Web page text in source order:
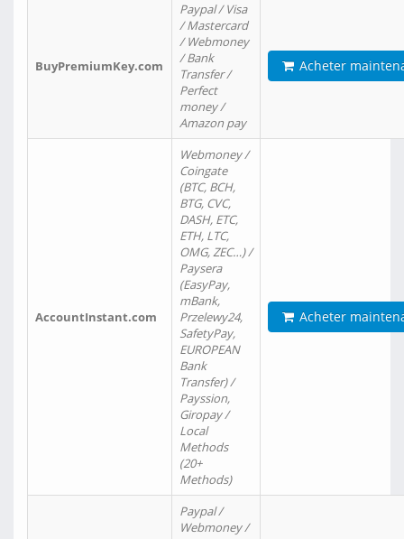
BuyPremiumKey.com
Paypal / Visa
/ Mastercard
/ Webmoney
/ Bank
Transfer /
Perfect
money /
Amazon pay
Acheter
AccountInstant.com
Webmoney /
Coingate
(BTC, BCH,
BTG, CVC,
DASH, ETC,
ETH, LTC,
OMG, ZEC…) /
Paysera
(EasyPay,
mBank,
Przelewy24,
SafetyPay,
EUROPEAN
Bank
Transfer) /
Payssion,
Giropay /
Local
Methods
(20+
Methods)
Acheter
Paypal /
Webmoney /